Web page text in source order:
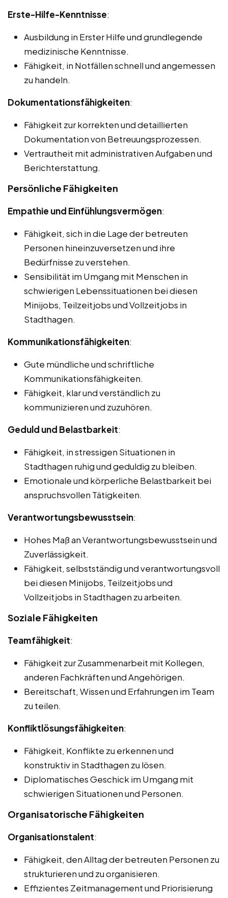
Erste-Hilfe-Kenntnisse:
Ausbildung in Erster Hilfe und grundlegende
medizinische Kenntnisse.
Fähigkeit, in Notfällen schnell und angemessen
zu handeln.
Dokumentationsfähigkeiten:
Fähigkeit zur korrekten und detaillierten
Dokumentation von Betreuungsprozessen.
Vertrautheit mit administrativen Aufgaben und
Berichterstattung.
Persönliche Fähigkeiten
Empathie und Einfühlungsvermögen:
Fähigkeit, sich in die Lage der betreuten
Personen hineinzuversetzen und ihre
Bedürfnisse zu verstehen.
Sensibilität im Umgang mit Menschen in
schwierigen Lebenssituationen bei diesen
Minijobs, Teilzeitjobs und Vollzeitjobs in
Stadthagen.
Kommunikationsfähigkeiten:
Gute mündliche und schriftliche
Kommunikationsfähigkeiten.
Fähigkeit, klar und verständlich zu
kommunizieren und zuzuhören.
Geduld und Belastbarkeit:
Fähigkeit, in stressigen Situationen in
Stadthagen ruhig und geduldig zu bleiben.
Emotionale und körperliche Belastbarkeit bei
anspruchsvollen Tätigkeiten.
Verantwortungsbewusstsein:
Hohes Maß an Verantwortungsbewusstsein und
Zuverlässigkeit.
Fähigkeit, selbstständig und verantwortungsvoll
bei diesen Minijobs, Teilzeitjobs und
Vollzeitjobs in Stadthagen zu arbeiten.
Soziale Fähigkeiten
Teamfähigkeit:
Fähigkeit zur Zusammenarbeit mit Kollegen,
anderen Fachkräften und Angehörigen.
Bereitschaft, Wissen und Erfahrungen im Team
zu teilen.
Konfliktlösungsfähigkeiten:
Fähigkeit, Konflikte zu erkennen und
konstruktiv in Stadthagen zu lösen.
Diplomatisches Geschick im Umgang mit
schwierigen Situationen und Personen.
Organisatorische Fähigkeiten
Organisationstalent:
Fähigkeit, den Alltag der betreuten Personen zu
strukturieren und zu organisieren.
Effizientes Zeitmanagement und Priorisierung